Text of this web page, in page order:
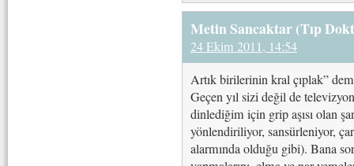
Metin Sancaktar (Tıp
24 Ekim 2011, 14:54
Artık birilerinin kral çıplak”
Geçen yıl sizi değil de
dinlediğim için grip aşısı olan
yönlendiriliyor, sansürleniyor,
alarmında olduğu gibi). Bana